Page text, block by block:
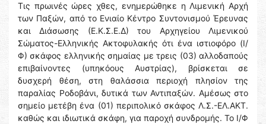
Τις πρωινές ώρες χθες, ενημερώθηκε η Λιμενική Αρχή
των Παξών, από το Ενιαίο Κέντρο Συντονισμού Έρευνας
και Διάσωσης (Ε.Κ.Σ.Ε.Δ) του Αρχηγείου Λιμενικού
Σώματος-Ελληνικής Ακτοφυλακής ότι ένα ιστιοφόρο (Ι/
Φ) σκάφος ελληνικής σημαίας με τρεις (03) αλλοδαπούς
επιβαίνοντες (υπηκόους Αυστρίας), βρίσκεται σε
δυσχερή θέση, στη θαλάσσια περιοχή πλησίον της
παραλίας Ροδοβάνι, δυτικά των Αντιπαξών. Αμέσως στο
σημείο μετέβη ένα (01) περιπολικό σκάφος Λ.Σ.-ΕΛ.ΑΚΤ.
καθώς και ιδιωτικά σκάφη, για παροχή συνδρομής. Το Ι/Φ